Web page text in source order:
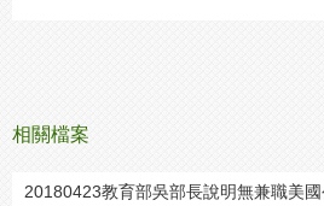
相關檔案
20180423教育部吳部長說明無兼職美